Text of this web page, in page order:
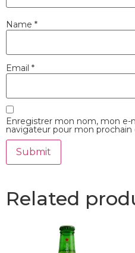
Name *
Email *
Enregistrer mon nom, mon e-
navigateur pour mon
Related